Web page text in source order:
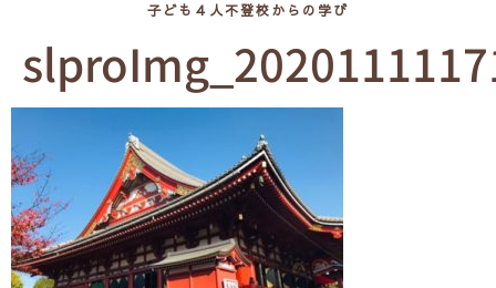
子ども４人不登校からの学び